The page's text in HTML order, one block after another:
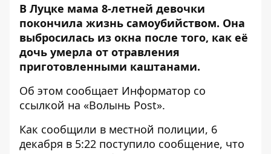
В Луцке мама 8-летней девочки
покончила жизнь самоубийством. Она
выбросилась из окна после того, как её
дочь умерла от отравления
приготовленными каштанами.
Об этом сообщает Информатор со
ссылкой на «Волынь Post».
Как сообщили в местной полиции, 6
декабря в 5:22 поступило сообщение, что